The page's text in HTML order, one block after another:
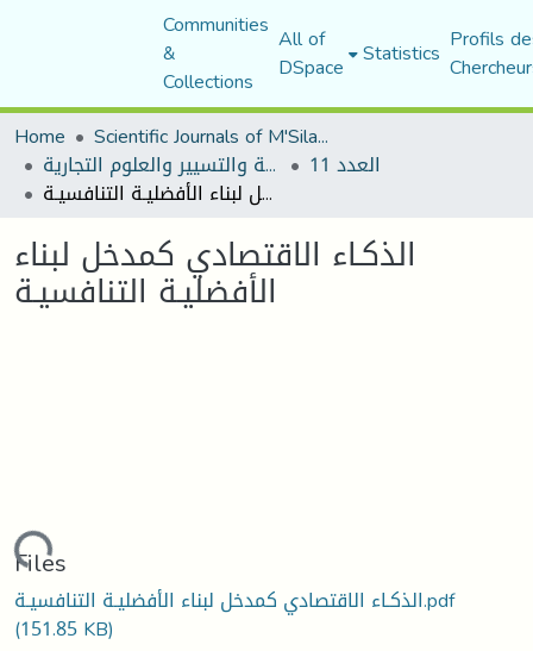
Communities
&
Collections
All of
DSpace Statistics Profils
Home
Scientific Journals of M'Sila University
مجلة العلوم الاقتصادية والتسيير والعلوم التجارية العدد 11
الذكـاء الاقتصادي كمدخل لبناء الأفضليـة التنافسيـة
الذكـاء الاقتصادي كمدخل لبناء
الأفضليـة التنافسيـة
Loading...
Files
الذكـاء الاقتصادي كمدخل لبناء الأفضليـة التنافسيـة.pdf
(151.85 KB)